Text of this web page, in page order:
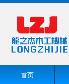
首页